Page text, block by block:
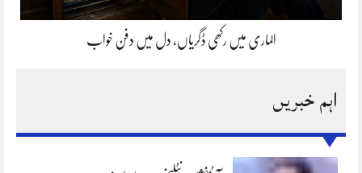
الماری میں رکھی ڈگریاں، دل میں دفن خواب
اہم خبریں